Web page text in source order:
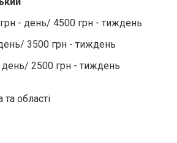
- день/ 4500 грн - тиждень
3500 грн - тиждень
день/ 2500 грн - тиждень
області